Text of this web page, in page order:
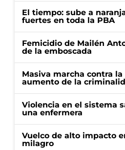
El tiempo: sube a
fuertes en toda la PBA
Femicidio de Mailén
de la emboscada
Masiva marcha contra
aumento de la
Violencia en el sistema
una enfermera
Vuelco de alto impacto
milagro